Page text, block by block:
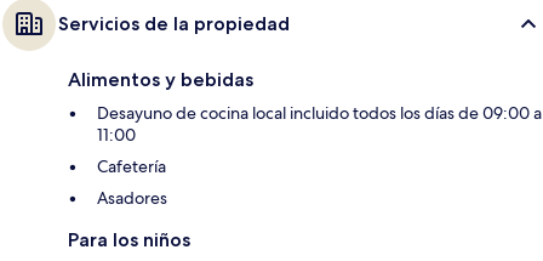
Servicios de la propiedad
Alimentos y bebidas
Desayuno de cocina local incluido todos los días de 09:00 a
11:00
Cafetería
Asadores
Para los niños